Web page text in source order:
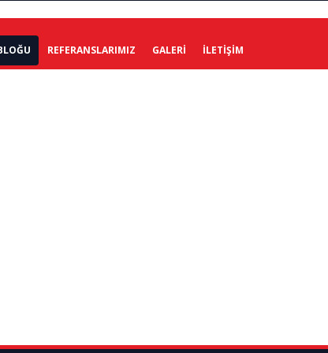
REFERANSLARIMIZ GALERI İLETIŞIM